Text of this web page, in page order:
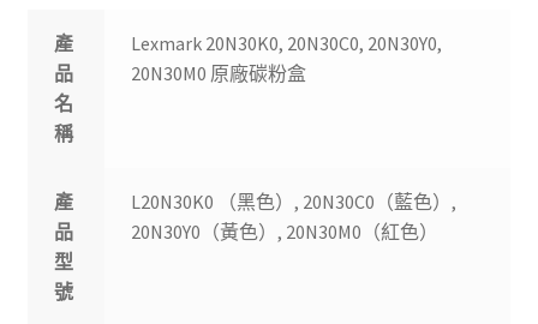
產
品
名
稱
Lexmark 20N30K0, 20N30C0, 20N30Y0,
20N30M0 原廠碳粉盒
產
品
型
號
L20N30K0 （黑色）, 20N30C0（藍色）,
20N30Y0（黃色）, 20N30M0（紅色）